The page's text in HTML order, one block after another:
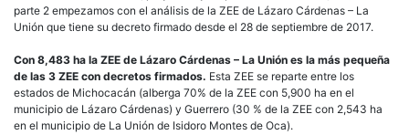
parte 2 empezamos con el análisis de la ZEE de Lázaro Cárdenas – La
Unión que tiene su decreto firmado desde el 28 de septiembre de 2017.
Con 8,483 ha la ZEE de Lázaro Cárdenas – La Unión es la más pequeña
de las 3 ZEE con decretos firmados. Esta ZEE se reparte entre los
estados de Michocacán (alberga 70% de la ZEE con 5,900 ha en el
municipio de Lázaro Cárdenas) y Guerrero (30 % de la ZEE con 2,543 ha
en el municipio de La Unión de Isidoro Montes de Oca).